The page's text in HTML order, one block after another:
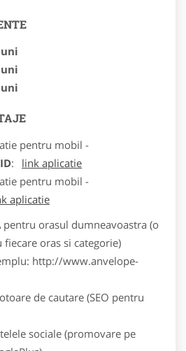
pentru mobil -
:
link aplicatie
pentru mobil -
aplicatie
pentru orasul dumneavoastra (o
oras si categorie)
http://www.anvelope-
de cautare (SEO pentru
sociale (promovare pe